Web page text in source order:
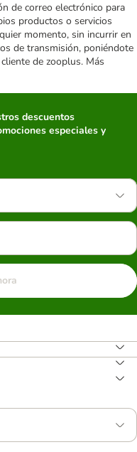
de correo electrónico para
productos o servicios
momento, sin incurrir en
de transmisión, poniéndote
de zooplus. Más
descuentos
especiales y